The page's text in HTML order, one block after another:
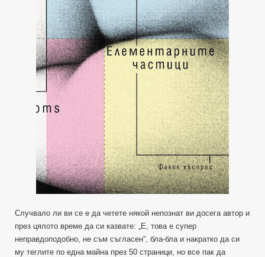
Случвало ли ви се е да четете някой непознат ви досега автор и
през цялото време да си казвате: „Е, това е супер
неправдоподобно, не съм съгласен“, бла-бла и накратко да си
му теглите по една майна през 50 страници, но все пак да